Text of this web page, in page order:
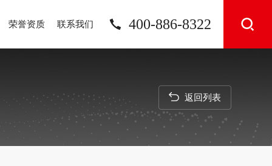
400-886-8322
荣誉资质 联系我们
返回列表